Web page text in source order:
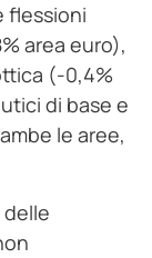
flessioni
area euro),
(-0,4%
di base e
le aree,
delle